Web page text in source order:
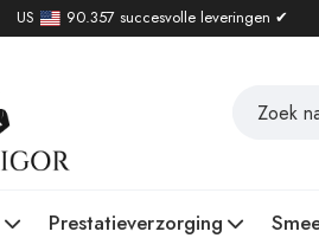
US 90.357 succesvolle leveringen ✔
Prestatieverzorging